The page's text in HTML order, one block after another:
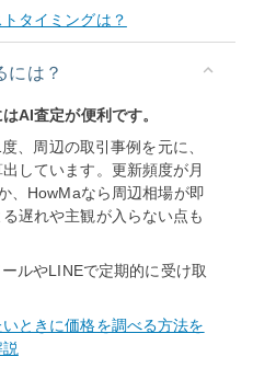
タイミングは？
には？
AI査定が便利です。
、周辺の取引事例を元に、
しています。更新頻度が月
、HowMaなら周辺相場が即
遅れや主観が入らない点も
ルやLINEで定期的に受け取
ときに価格を調べる方法を